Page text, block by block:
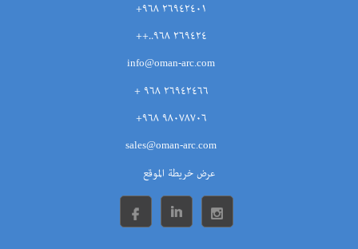
٢٦٩٤٢٤٠١ ٩٦٨+
٢٦٩٤٢٤ ٩٦٨..++
info@oman-arc.com
٢٦٩٤٢٤٦٦ ٩٦٨ +
٩٨٠٧٨٧٠٦ ٩٦٨+
sales@oman-arc.com
عرض خريطة الموقع